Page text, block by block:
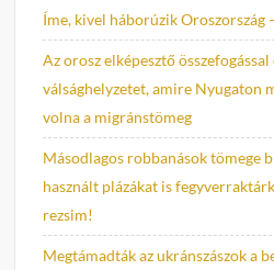
Íme, kivel háborúzik Oroszország
Az orosz elképesztő
válsághelyzetet, amire Nyugaton
volna a migránstömeg
Másodlagos robbanások tömege
használt plázákat is
rezsim!
Megtámadták az ukránszászok a